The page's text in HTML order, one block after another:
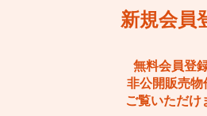
新規会員
無料会員登
非公開販売物
ご覧いただけ